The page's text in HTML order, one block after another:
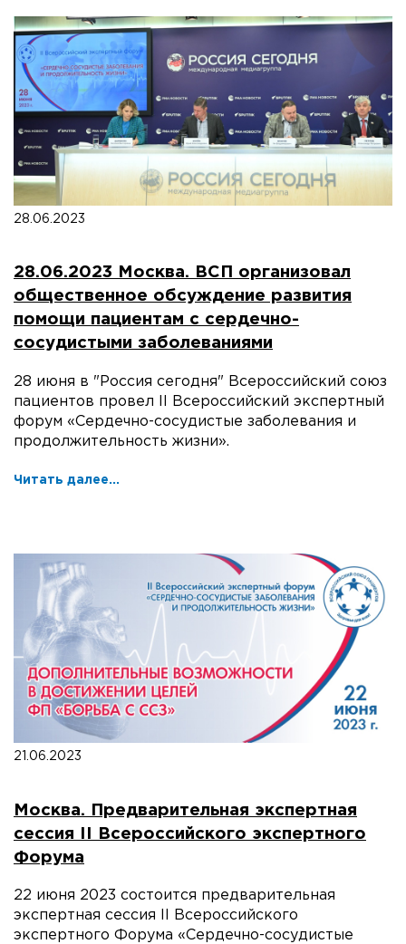
28.06.2023
28.06.2023 Москва. ВСП организовал
общественное обсуждение развития
помощи пациентам с сердечно-
сосудистыми заболеваниями
28 июня в "Россия сегодня" Всероссийский союз
пациентов провел II Всероссийский экспертный
форум «Сердечно-сосудистые заболевания и
продолжительность жизни».
Читать далее...
21.06.2023
Москва. Предварительная экспертная
сессия II Всероссийского экспертного
Форума
22 июня 2023 состоится предварительная
экспертная сессия II Всероссийского
экспертного Форума «Сердечно-сосудистые